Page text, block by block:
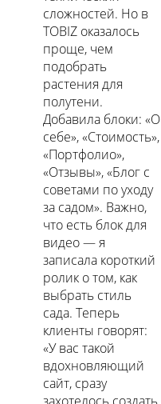
сложностей. Но в
TOBIZ оказалось
проще, чем
подобрать
растения для
полутени.
Добавила блоки: «О
себе», «Стоимость»,
«Портфолио»,
«Отзывы», «Блог с
советами по уходу
за садом». Важно,
что есть блок для
видео — я
записала короткий
ролик о том, как
выбрать стиль
сада. Теперь
клиенты говорят:
«У вас такой
вдохновляющий
сайт, сразу